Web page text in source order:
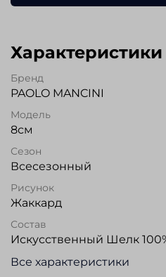
Характеристики
Бренд
PAOLO MANCINI
Модель
8см
Сезон
Всесезонный
Рисунок
Жаккард
Состав
Искусственный Шелк
Все характеристики